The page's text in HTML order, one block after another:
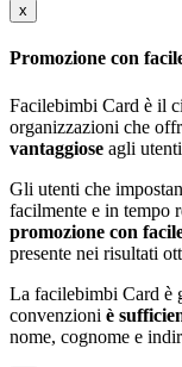
x
Promozione con
Facilebimbi Card è il
organizzazioni che
vantaggiose agli
Gli utenti che
facilmente e in tempo
promozione con
presente nei risultati
La facilebimbi Card è
convenzioni è
nome, cognome e